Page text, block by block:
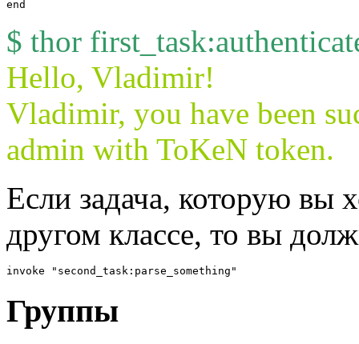
$ thor
Hello, Vladimir!
Vladimir, you have been
admin with ToKeN token.
Если задача, которую вы
другом классе, то вы
invoke "second_task:parse_something"
Группы